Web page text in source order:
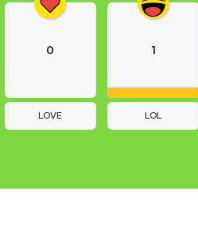
0
LOVE
1
LOL